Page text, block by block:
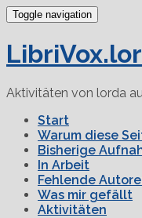
Toggle navigation
Aktivitäten von lorda
Start
Warum diese
Bisherige
In Arbeit
Fehlende
Was mir gefällt
Aktivitäten